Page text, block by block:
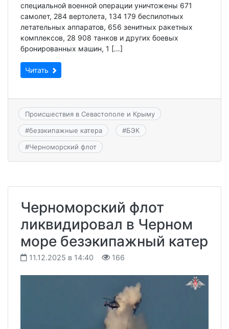
специальной военной операции уничтожены 671
самолет, 284 вертолета, 134 179 беспилотных
летательных аппаратов, 656 зенитных ракетных
комплексов, 28 908 танков и других боевых
бронированных машин, 1 […]
Читать
Происшествия в Севастополе и Крыму
#безэкипажные катера #БЭК
#Черноморский флот
Черноморский флот
ликвидировал в Черном
море безэкипажный катер
11.12.2025 в 14:40 166